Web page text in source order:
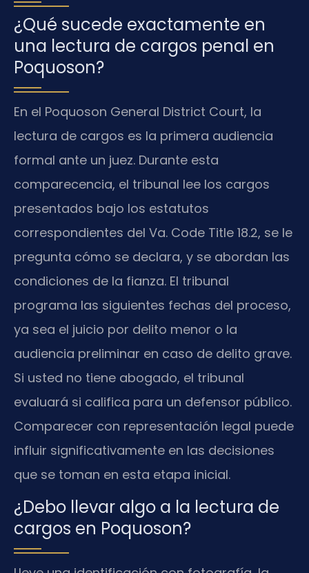
¿Qué sucede exactamente en
una lectura de cargos penal en
Poquoson?
En el Poquoson General District Court, la
lectura de cargos es la primera audiencia
formal ante un juez. Durante esta
comparecencia, el tribunal lee los cargos
presentados bajo los estatutos
correspondientes del Va. Code Title 18.2, se le
pregunta cómo se declara, y se abordan las
condiciones de la fianza. El tribunal
programa las siguientes fechas del proceso,
ya sea el juicio por delito menor o la
audiencia preliminar en caso de delito grave.
Si usted no tiene abogado, el tribunal
evaluará si califica para un defensor público.
Comparecer con representación legal puede
influir significativamente en las decisiones
que se toman en esta etapa inicial.
¿Debo llevar algo a la lectura de
cargos en Poquoson?